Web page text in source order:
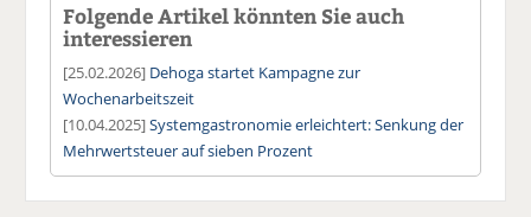
Folgende Artikel könnten Sie auch
interessieren
[25.02.2026] Dehoga startet Kampagne zur
Wochenarbeitszeit
[10.04.2025]Systemgastronomie erleichtert: Senkung der
Mehrwertsteuer auf sieben Prozent